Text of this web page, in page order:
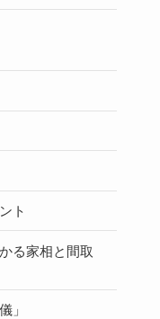
ト
る家相と間取
」